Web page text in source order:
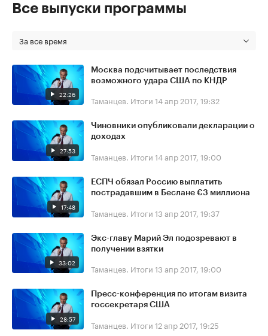
Все выпуски программы
За все время
22:26
Москва подсчитывает последствия
возможного удара США по КНДР
Таманцев. Итоги 14 апр 2017, 19:32
27:53
Чиновники опубликовали декларации о
доходах
Таманцев. Итоги 14 апр 2017, 19:00
17:48
ЕСПЧ обязал Россию выплатить
пострадавшим в Беслане €3 миллиона
Таманцев. Итоги 13 апр 2017, 19:37
33:02
Экс-главу Марий Эл подозревают в
получении взятки
Таманцев. Итоги 13 апр 2017, 19:00
28:57
Пресс-конференция по итогам визита
госсекретаря США
Таманцев. Итоги 12 апр 2017, 19:25